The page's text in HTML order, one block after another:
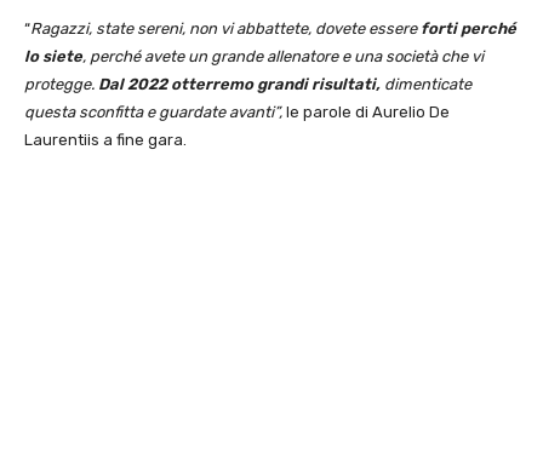
“Ragazzi, state sereni, non vi abbattete, dovete essere forti perché
lo siete, perché avete un grande allenatore e una società che vi
protegge. Dal 2022 otterremo grandi risultati, dimenticate
questa sconfitta e guardate avanti”, le parole di Aurelio De
Laurentiis a fine gara.